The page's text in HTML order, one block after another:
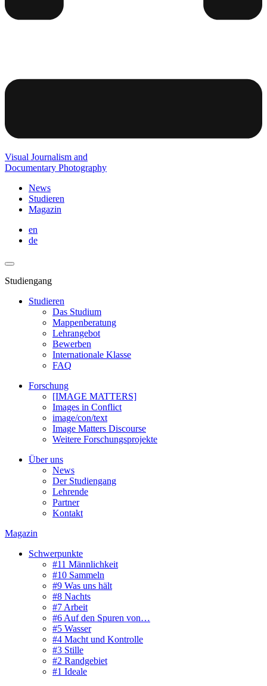
Visual Journalism and
Documentary Photography
News
Studieren
Magazin
en
de
Studiengang
Studieren
Das Studium
Mappenberatung
Lehrangebot
Bewerben
Internationale Klasse
FAQ
Forschung
[IMAGE MATTERS]
Images in Conflict
image/con/text
Image Matters Discourse
Weitere Forschungsprojekte
Über uns
News
Der Studiengang
Lehrende
Partner
Kontakt
Magazin
Schwerpunkte
#11 Männlichkeit
#10 Sammeln
#9 Was uns hält
#8 Nachts
#7 Arbeit
#6 Auf den Spuren von…
#5 Wasser
#4 Macht und Kontrolle
#3 Stille
#2 Randgebiet
#1 Ideale